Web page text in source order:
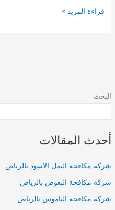
البحث
أحدث المقالات
شركة مكافحة النمل الأسود بالرياض
شركة مكافحة البعوض بالرياض
شركة مكافحة الناموس بالرياض
نصائح
قراءة المزيد »